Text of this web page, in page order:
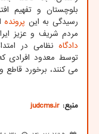
بلوچستان و تفهیم
رسیدگی به این پرونده
مردم شریف و عزیز
دادگاه نظامی در
توسط معدود افرادی
می کنند، برخورد
منبع: judcms.ir